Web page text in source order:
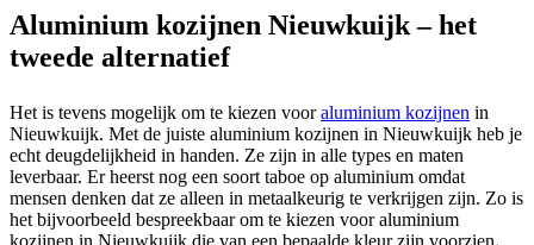
Aluminium kozijnen Nieuwkuijk – het
tweede alternatief
Het is tevens mogelijk om te kiezen vooraluminium kozijnen in
Nieuwkuijk. Met de juiste aluminium kozijnen in Nieuwkuijk heb je
echt deugdelijkheid in handen. Ze zijn in alle types en maten
leverbaar. Er heerst nog een soort taboe op aluminium omdat
mensen denken dat ze alleen in metaalkeurig te verkrijgen zijn. Zo is
het bijvoorbeeld bespreekbaar om te kiezen voor aluminium
kozijnen in Nieuwkuijk die van een bepaalde kleur zijn voorzien.